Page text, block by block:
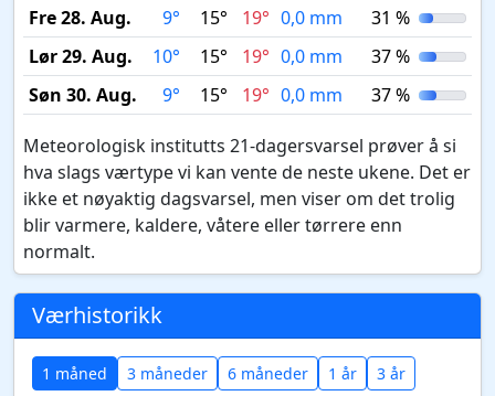
Fre 28. Aug.
9° 15° 19° 0,0 mm
31 %
Lør 29. Aug.
10° 15° 19° 0,0 mm
37 %
Søn 30. Aug.
9° 15° 19° 0,0 mm 37 %
Meteorologisk institutts 21-dagersvarsel prøver å si
hva slags værtype vi kan vente de neste ukene. Det er
ikke et nøyaktig dagsvarsel, men viser om det trolig
blir varmere, kaldere, våtere eller tørrere enn
normalt.
Værhistorikk
1 måned 3 måneder 6 måneder 1 år 3 år